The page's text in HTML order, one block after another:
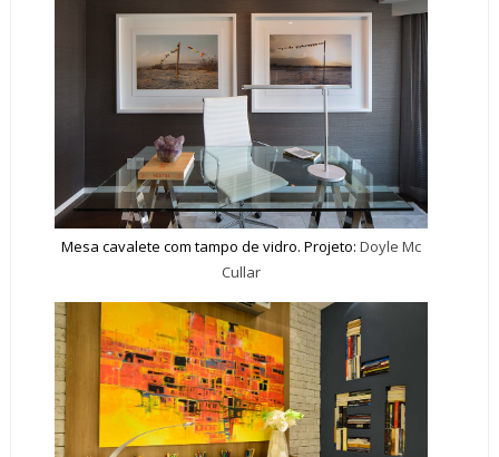
Mesa cavalete com tampo de vidro. Projeto: Doyle Mc
Cullar